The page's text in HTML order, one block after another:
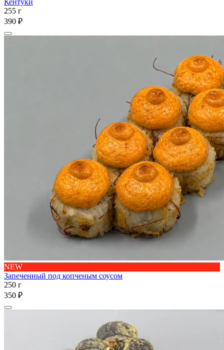
255 г
390 ₽
NEW
Запеченный под копченым соусом
250 г
350 ₽